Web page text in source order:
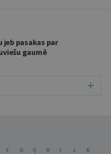
jeb pasakas par
gaumē
F G Ģ H I J
K